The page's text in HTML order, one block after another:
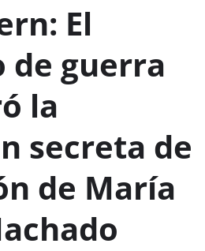
El
de guerra
la
secreta de
de María